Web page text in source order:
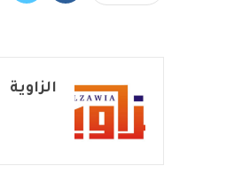
الزاوية